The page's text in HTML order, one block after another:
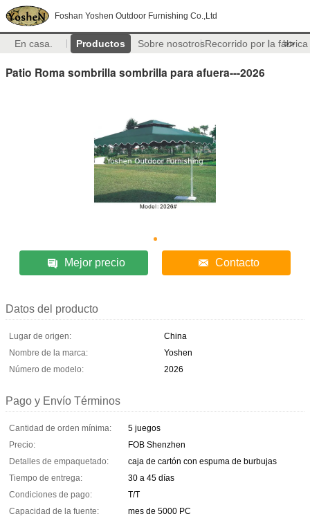
Foshan Yoshen Outdoor Furnishing Co.,Ltd
En casa. Productos Sobre nosotrosRecorrido por la fábrica
>>
Patio Roma sombrilla sombrilla para afuera---2026
Mejor precio Contacto
Datos del producto
Lugar de origen:
China
Nombre de la marca:
Yoshen
Número de modelo:
2026
Pago y Envío Términos
Cantidad de orden mínima:
5 juegos
Precio:
FOB Shenzhen
Detalles de empaquetado:
caja de cartón con espuma de burbujas
Tiempo de entrega:
30 a 45 días
Condiciones de pago:
T/T
Capacidad de la fuente:
mes de 5000 PC